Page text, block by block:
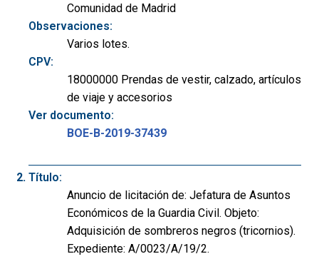
Comunidad de Madrid
Observaciones:
Varios lotes.
CPV:
18000000 Prendas de vestir, calzado, artículos
de viaje y accesorios
Ver documento:
BOE-B-2019-37439
Título:
Anuncio de licitación de: Jefatura de Asuntos
Económicos de la Guardia Civil. Objeto:
Adquisición de sombreros negros (tricornios).
Expediente: A/0023/A/19/2.